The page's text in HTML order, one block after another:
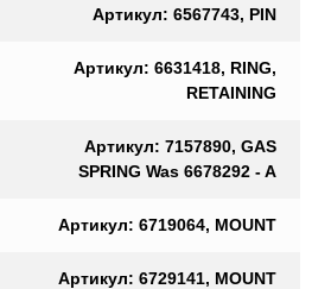
Артикул: 6567743, PIN
Артикул: 6631418, RING,
RETAINING
Артикул: 7157890, GAS
SPRING Was 6678292 - A
Артикул: 6719064, MOUNT
Артикул: 6729141, MOUNT